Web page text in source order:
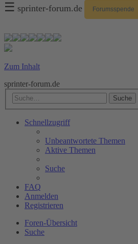
☰ sprinter-forum.de Forumsspende
Zum Inhalt
sprinter-forum.de
Suche
Schnellzugriff
Unbeantwortete Themen
Aktive Themen
Suche
FAQ
Anmelden
Registrieren
Foren-Übersicht
Suche